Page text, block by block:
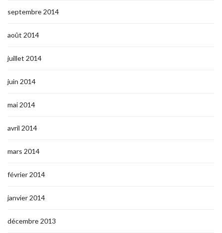
septembre 2014
août 2014
juillet 2014
juin 2014
mai 2014
avril 2014
mars 2014
février 2014
janvier 2014
décembre 2013